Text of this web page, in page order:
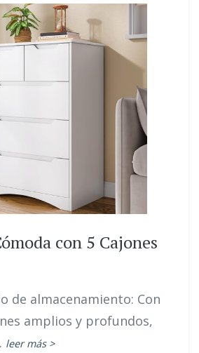
con 5 Cajones
de almacenamiento: Con
amplios y profundos,
leer más >